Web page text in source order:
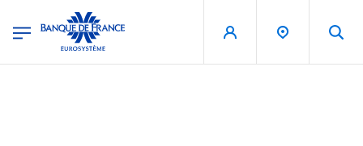
Banque de France - Menu Principal